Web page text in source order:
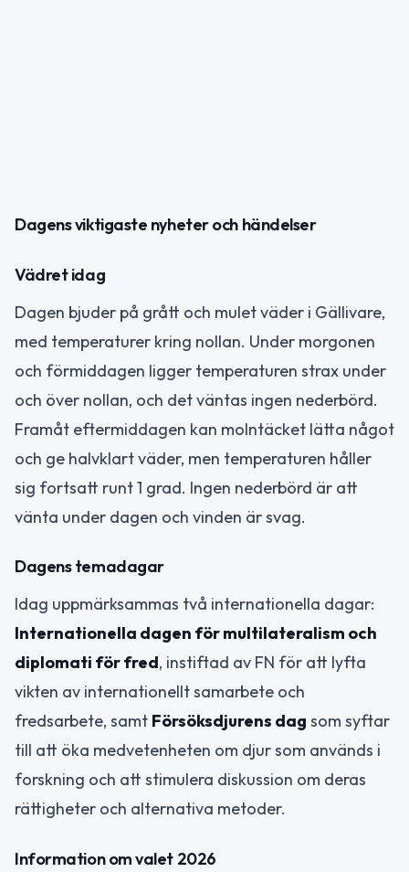
Dagens viktigaste nyheter och händelser
Vädret idag
Dagen bjuder på grått och mulet väder i Gällivare,
med temperaturer kring nollan. Under morgonen
och förmiddagen ligger temperaturen strax under
och över nollan, och det väntas ingen nederbörd.
Framåt eftermiddagen kan molntäcket lätta något
och ge halvklart väder, men temperaturen håller
sig fortsatt runt 1 grad. Ingen nederbörd är att
vänta under dagen och vinden är svag.
Dagens temadagar
Idag uppmärksammas två internationella dagar:
Internationella dagen för multilateralism och
diplomati för fred, instiftad av FN för att lyfta
vikten av internationellt samarbete och
fredsarbete, samt Försöksdjurens dag som syftar
till att öka medvetenheten om djur som används i
forskning och att stimulera diskussion om deras
rättigheter och alternativa metoder.
Information om valet 2026